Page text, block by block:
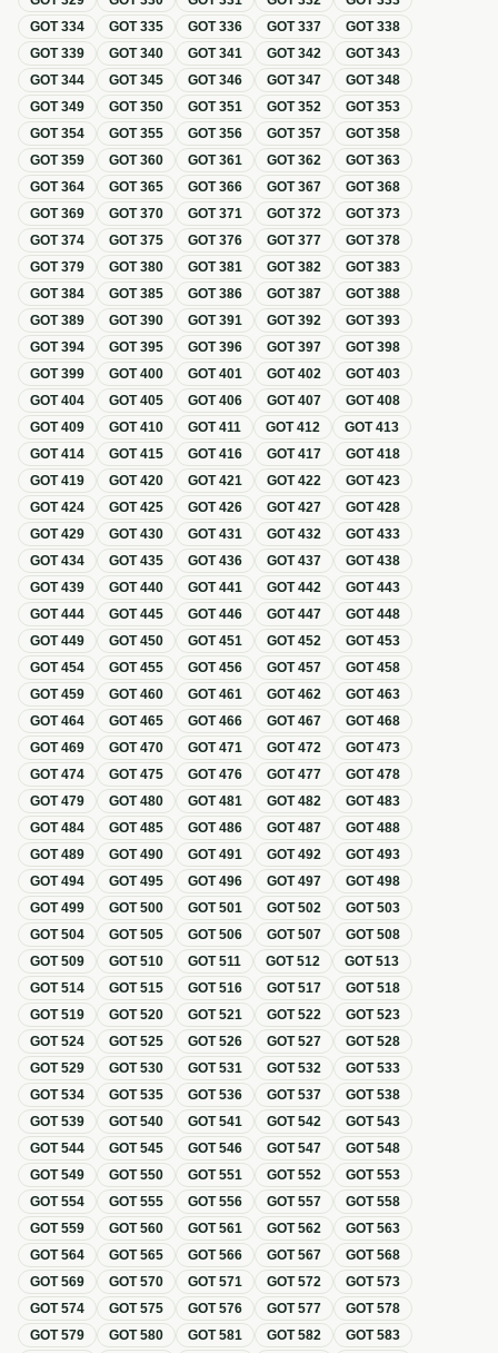
GOT334 GOT335 GOT336 GOT337 GOT338
GOT339 GOT340 GOT341 GOT342 GOT343
GOT344 GOT345 GOT346 GOT347 GOT348
GOT349 GOT350 GOT351 GOT352 GOT353
GOT354 GOT355 GOT356 GOT357 GOT358
GOT359 GOT360 GOT361 GOT362 GOT363
GOT364 GOT365 GOT366 GOT367 GOT368
GOT369 GOT370 GOT371 GOT372 GOT373
GOT374 GOT375 GOT376 GOT377 GOT378
GOT379 GOT380 GOT381 GOT382 GOT383
GOT384 GOT385 GOT386 GOT387 GOT388
GOT389 GOT390 GOT391 GOT392 GOT393
GOT394 GOT395 GOT396 GOT397 GOT398
GOT399 GOT400 GOT401 GOT402 GOT403
GOT404 GOT405 GOT406 GOT407 GOT408
GOT409 GOT410 GOT411 GOT412 GOT413
GOT414 GOT415 GOT416 GOT417 GOT418
GOT419 GOT420 GOT421 GOT422 GOT423
GOT424 GOT425 GOT426 GOT427 GOT428
GOT429 GOT430 GOT431 GOT432 GOT433
GOT434 GOT435 GOT436 GOT437 GOT438
GOT439 GOT440 GOT441 GOT442 GOT443
GOT444 GOT445 GOT446 GOT447 GOT448
GOT449 GOT450 GOT451 GOT452 GOT453
GOT454 GOT455 GOT456 GOT457 GOT458
GOT459 GOT460 GOT461 GOT462 GOT463
GOT464 GOT465 GOT466 GOT467 GOT468
GOT469 GOT470 GOT471 GOT472 GOT473
GOT474 GOT475 GOT476 GOT477 GOT478
GOT479 GOT480 GOT481 GOT482 GOT483
GOT484 GOT485 GOT486 GOT487 GOT488
GOT489 GOT490 GOT491 GOT492 GOT493
GOT494 GOT495 GOT496 GOT497 GOT498
GOT499 GOT500 GOT501 GOT502 GOT503
GOT504 GOT505 GOT506 GOT507 GOT508
GOT509 GOT510 GOT511 GOT512 GOT513
GOT514 GOT515 GOT516 GOT517 GOT518
GOT519 GOT520 GOT521 GOT522 GOT523
GOT524 GOT525 GOT526 GOT527 GOT528
GOT529 GOT530 GOT531 GOT532 GOT533
GOT534 GOT535 GOT536 GOT537 GOT538
GOT539 GOT540 GOT541 GOT542 GOT543
GOT544 GOT545 GOT546 GOT547 GOT548
GOT549 GOT550 GOT551 GOT552 GOT553
GOT554 GOT555 GOT556 GOT557 GOT558
GOT559 GOT560 GOT561 GOT562 GOT563
GOT564 GOT565 GOT566 GOT567 GOT568
GOT569 GOT570 GOT571 GOT572 GOT573
GOT574 GOT575 GOT576 GOT577 GOT578
GOT579 GOT580 GOT581 GOT582 GOT583